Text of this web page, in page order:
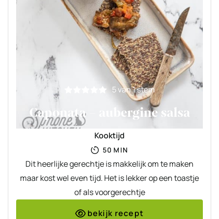
5 van 1 stem
Caponata – aubergine salsa
Kooktijd
50 MINUTEN
MIN
Dit heerlijke gerechtje is makkelijk om te maken
maar kost wel even tijd. Het is lekker op een toastje
of als voorgerechtje
bekijk recept